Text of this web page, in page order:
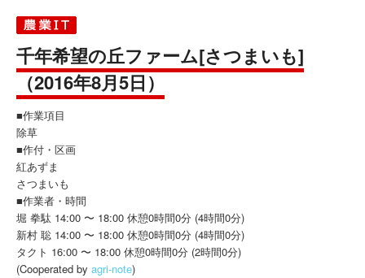
千年希望の丘ファーム[さつまいも]
（2016年8月5日）
■作業項目
除草
■作付・区画
紅あずま
さつまいも
■作業者・時間
堀 拳駄 14:00 〜 18:00 休憩0時間0分 (4時間0分)
新村 聡 14:00 〜 18:00 休憩0時間0分 (4時間0分)
タクト 16:00 〜 18:00 休憩0時間0分 (2時間0分)
(Cooperated by agri-note)